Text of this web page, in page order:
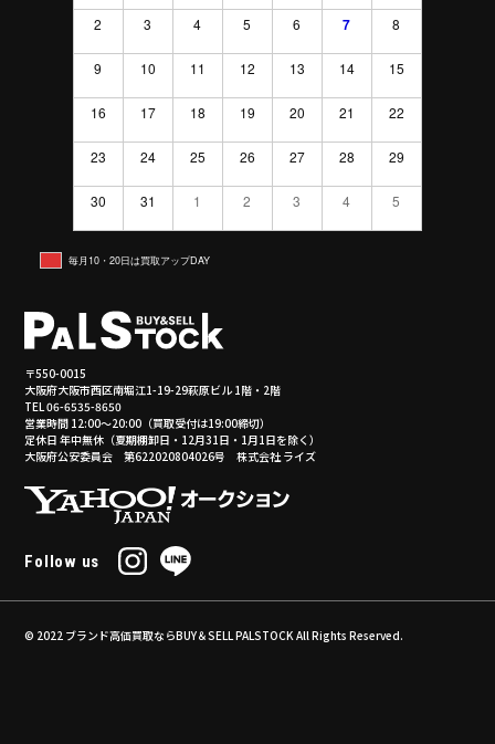
2 3 4 5 6 7 8
9 10 11 12 13 14 15
16 17 18 19 20 21 22
23 24 25 26 27 28 29
30 31 1 2 3 4 5
毎月10・20日は買取アップDAY
〒550-0015
大阪府大阪市西区南堀江1-19-29萩原ビル 1階・2階
TEL 06-6535-8650
営業時間 12:00～20:00（買取受付は19:00締切）
定休日 年中無休（夏期棚卸日・12月31日・1月1日を除く）
大阪府公安委員会 第622020804026号 株式会社 ライズ
Follow us
© 2022 ブランド高価買取ならBUY＆SELL PALSTOCK All Rights Reserved.